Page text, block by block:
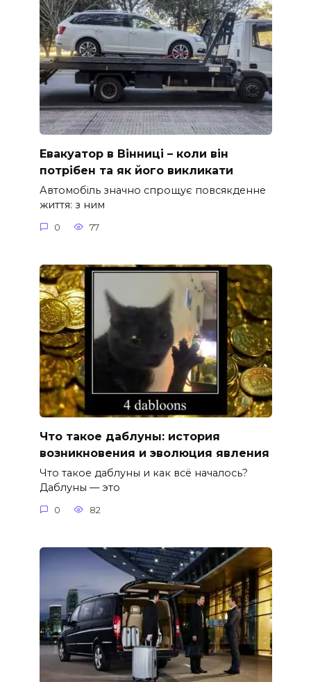
Евакуатор в Вінниці – коли він
потрібен та як його викликати
Автомобіль значно спрощує повсякденне
життя: з ним
0 77
Что такое даблуны: история
возникновения и эволюция явления
Что такое даблуны и как всё началось?
Даблуны — это
0 82